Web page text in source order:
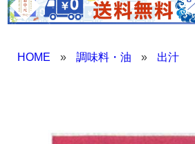
HOME » 調味料・油 » 出汁